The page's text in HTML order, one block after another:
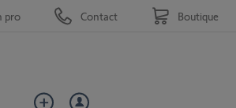
pro Contact Boutique